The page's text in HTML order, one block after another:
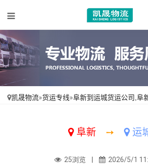
凯晟物流»货运专线»阜新到运城货运公司,阜
阜新 ➙ 运
25浏览 | 2026/5/1